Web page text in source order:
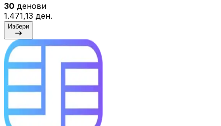
30 денови
1.471,13 ден.
Избери